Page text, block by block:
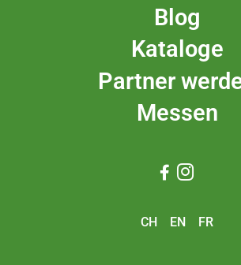
Blog
Kataloge
Partner
Messen
 
CH EN FR